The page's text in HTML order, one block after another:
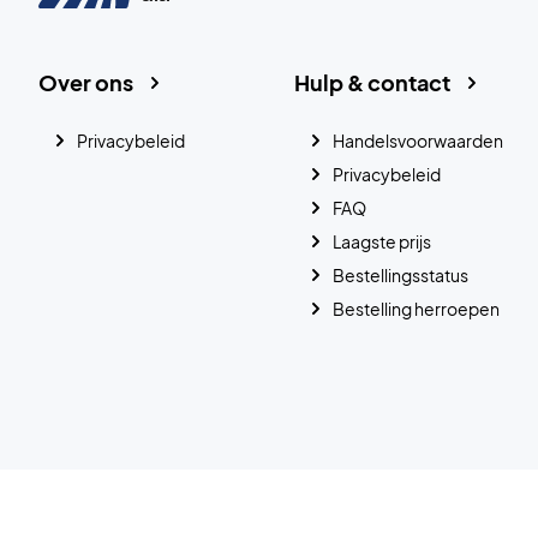
Hulp & contact
Handelsvoorwaarden
Privacybeleid
FAQ
Laagste prijs
Bestellingsstatus
Bestelling herroepen
Over ons
Privacybeleid